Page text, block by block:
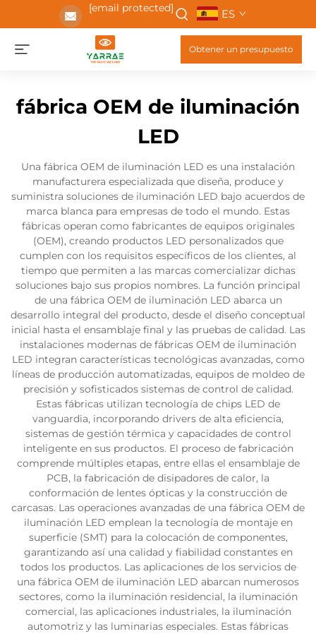
[email protected] ES
Obtener un presupuesto
fábrica OEM de iluminación
LED
Una fábrica OEM de iluminación LED es una instalación
manufacturera especializada que diseña, produce y
suministra soluciones de iluminación LED bajo acuerdos de
marca blanca para empresas de todo el mundo. Estas
fábricas operan como fabricantes de equipos originales
(OEM), creando productos LED personalizados que
cumplen con los requisitos específicos de los clientes, al
tiempo que permiten a las marcas comercializar dichas
soluciones bajo sus propios nombres. La función principal
de una fábrica OEM de iluminación LED abarca un
desarrollo integral del producto, desde el diseño conceptual
inicial hasta el ensamblaje final y las pruebas de calidad. Las
instalaciones modernas de fábricas OEM de iluminación
LED integran características tecnológicas avanzadas, como
líneas de producción automatizadas, equipos de moldeo de
precisión y sofisticados sistemas de control de calidad.
Estas fábricas utilizan tecnología de chips LED de
vanguardia, incorporando drivers de alta eficiencia,
sistemas de gestión térmica y capacidades de control
inteligente en sus productos. El proceso de fabricación
comprende múltiples etapas, entre ellas el ensamblaje de
PCB, la fabricación de disipadores de calor, la
conformación de lentes ópticas y la construcción de
carcasas. Las operaciones avanzadas de una fábrica OEM de
iluminación LED emplean la tecnología de montaje en
superficie (SMT) para la colocación de componentes,
garantizando así una calidad y fiabilidad constantes en
todos los productos. Las aplicaciones de los servicios de
una fábrica OEM de iluminación LED abarcan numerosos
sectores, como la iluminación residencial, la iluminación
comercial, las aplicaciones industriales, la iluminación
automotriz y las luminarias especiales. Estas fábricas